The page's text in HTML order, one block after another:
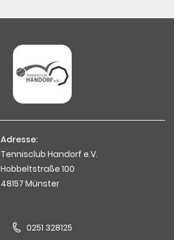
Adresse:
Tennisclub Handorf e.V.
Hobbeltstraße 100
48157 Münster
0251 328125